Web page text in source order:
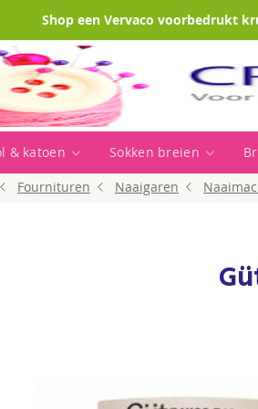
Shop een Vervaco voorbedrukt
& katoen Sokken breien
Fournituren Naaigaren